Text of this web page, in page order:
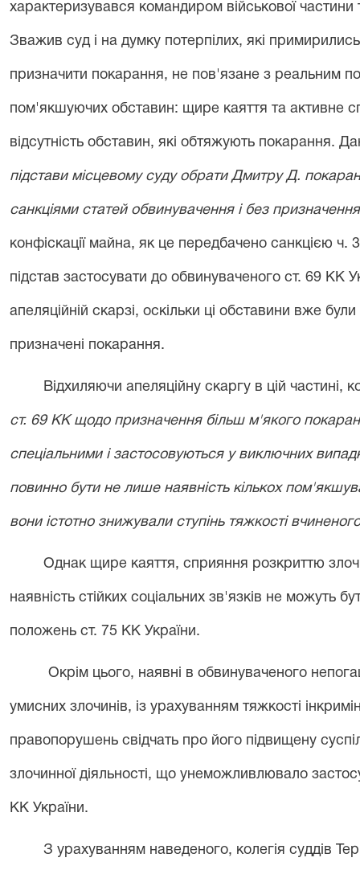
характеризувався командиром військової
Зважив суд і на думку потерпілих, які
призначити покарання, не пов'язане з реальним
пом'якшуючих обставин: щире каяття та активне
відсутність обставин, які обтяжують покарання.
підстави місцевому суду обрати Дмитру Д.
санкціями статей обвинувачення і без
конфіскації майна, як це передбачено санкцією
підстав застосувати до обвинуваченого ст. 69 КК
апеляційній скарзі, оскільки ці обставини вже
призначені покарання.
Відхиляючи апеляційну скаргу в цій частині,
ст. 69 КК щодо призначення більш м'якого
спеціальними і застосовуються у виключних
повинно бути не лише наявність кількох
вони істотно знижували ступінь тяжкості
Однакщире каяття, сприяння розкриттю
наявність стійких соціальних зв'язків не можуть
положень ст. 75 КК України.
Окрім цього, наявні в обвинуваченого
умисних злочинів, із урахуванням тяжкості
правопорушень свідчать про його підвищену
злочинної діяльності, що унеможливлювало
КК України.
З урахуванням наведеного, колегія суддів